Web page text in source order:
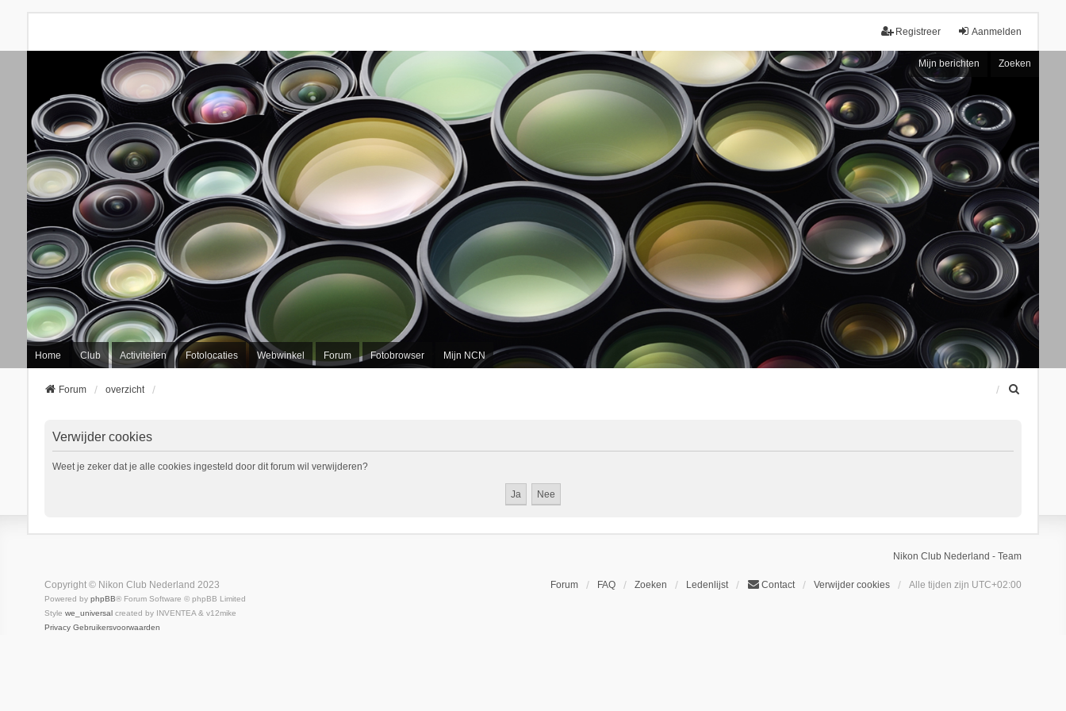
Aanmelden
Registreer
Mijn berichten Zoeken
Home Club Activiteiten Fotolocaties Webwinkel Forum Fotobrowser Mijn NCN
Forum overzicht
Verwijder cookies
Weet je zeker dat je alle cookies ingesteld door dit forum wil verwijderen?
Nikon Club Nederland - Team
Forum FAQ Zoeken Ledenlijst Contact Verwijder cookies Alle tijden zijn UTC+02:00
Copyright © Nikon Club Nederland 2023
Powered by phpBB® Forum Software © phpBB Limited
Style we_universalcreated by INVENTEA & v12mike
Privacy Gebruikersvoorwaarden